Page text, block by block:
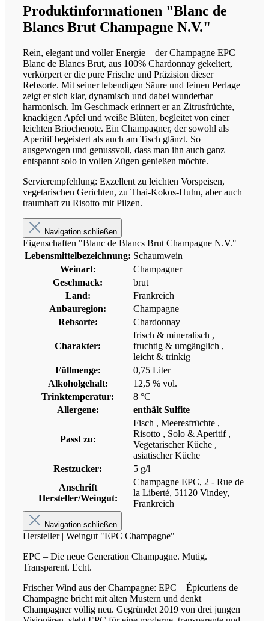
Produktinformationen "Blanc de
Blancs Brut Champagne N.V."
Rein, elegant und voller Energie – der Champagne EPC
Blanc de Blancs Brut, aus 100% Chardonnay gekeltert,
verkörpert er die pure Frische und Präzision dieser
Rebsorte. Mit seiner lebendigen Säure und feinen Perlage
zeigt er sich klar, dynamisch und dabei wunderbar
harmonisch. Im Geschmack erinnert er an Zitrusfrüchte,
knackigen Apfel und weiße Blüten, begleitet von einer
leichten Briochenote. Ein Champagner, der sowohl als
Aperitif begeistert als auch am Tisch glänzt. So
ausgewogen und genussvoll, dass man ihn auch ganz
entspannt solo in vollen Zügen genießen möchte.
Servierempfehlung: Exzellent zu leichten Vorspeisen,
vegetarischen Gerichten, zu Thai-Kokos-Huhn, aber auch
traumhaft zu Risotto mit Pilzen.
Navigation schließen
Eigenschaften "Blanc de Blancs Brut Champagne N.V."
Lebensmittelbezeichnung: Schaumwein
Weinart:
Champagner
Geschmack:
brut
Land:
Frankreich
Anbauregion:
Champagne
Rebsorte:
Chardonnay
Charakter:
frisch & mineralisch ,
fruchtig & umgänglich ,
leicht & trinkig
Füllmenge:
0,75 Liter
Alkoholgehalt:
12,5 % vol.
Trinktemperatur:
8 °C
Allergene:
enthält Sulfite
Passt zu:
Fisch , Meeresfrüchte ,
Risotto , Solo & Aperitif ,
Vegetarischer Küche ,
asiatischer Küche
Restzucker:
5 g/l
Anschrift
Hersteller/Weingut:
Champagne EPC, 2 - Rue de
la Liberté, 51120 Vindey,
Frankreich
Navigation schließen
Hersteller | Weingut "EPC Champagne"
EPC – Die neue Generation Champagne. Mutig.
Transparent. Echt.
Frischer Wind aus der Champagne: EPC – Épicuriens de
Champagne bricht mit alten Mustern und denkt
Champagner völlig neu. Gegründet 2019 von drei jungen